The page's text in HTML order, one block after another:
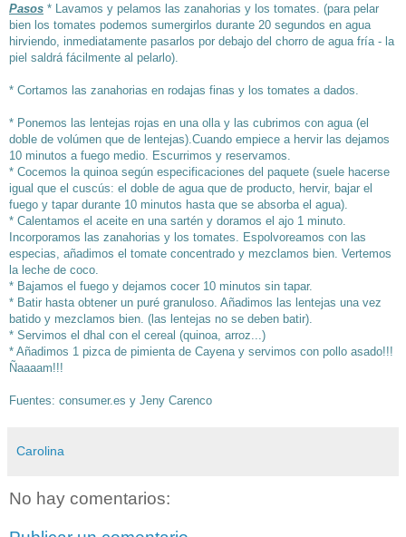
Pasos * Lavamos y pelamos las zanahorias y los tomates. (para pelar
bien los tomates podemos sumergirlos durante 20 segundos en agua
hirviendo, inmediatamente pasarlos por debajo del chorro de agua fría - la
piel saldrá fácilmente al pelarlo).
* Cortamos las zanahorias en rodajas finas y los tomates a dados.
* Ponemos las lentejas rojas en una olla y las cubrimos con agua (el
doble de volúmen que de lentejas). Cuando empiece a hervir las dejamos
10 minutos a fuego medio. Escurrimos y reservamos.
* Cocemos la quinoa según especificaciones del paquete (suele hacerse
igual que el cuscús: el doble de agua que de producto, hervir, bajar el
fuego y tapar durante 10 minutos hasta que se absorba el agua).
* Calentamos el aceite en una sartén y doramos el ajo 1 minuto.
Incorporamos las zanahorias y los tomates. Espolvoreamos con las
especias, añadimos el tomate concentrado y mezclamos bien. Vertemos
la leche de coco.
* Bajamos el fuego y dejamos cocer 10 minutos sin tapar.
* Batir hasta obtener un puré granuloso. Añadimos las lentejas una vez
batido y mezclamos bien. (las lentejas no se deben batir).
* Servimos el dhal con el cereal (quinoa, arroz...)
* Añadimos 1 pizca de pimienta de Cayena y servimos con pollo asado!!!
Ñaaaam!!!
Fuentes: consumer.es y Jeny Carenco
Carolina
No hay comentarios: